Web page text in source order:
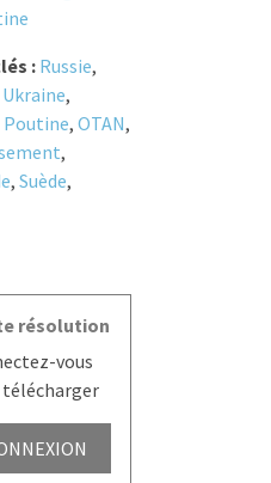
:Russie,
Ukraine,
Poutine, OTAN,
,
, Suède,
résolution
vous
télécharger